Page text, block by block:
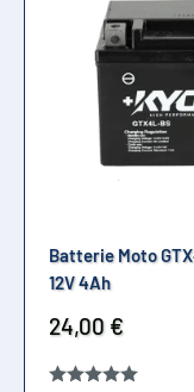
Batterie Moto
12V 4Ah
Prix
réduit
24,00 €